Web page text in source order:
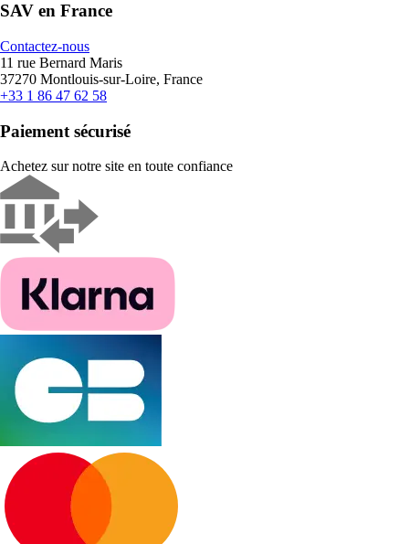
SAV en France
Contactez-nous
11 rue Bernard Maris
37270 Montlouis-sur-Loire, France
+33 1 86 47 62 58
Paiement sécurisé
Achetez sur notre site en toute confiance